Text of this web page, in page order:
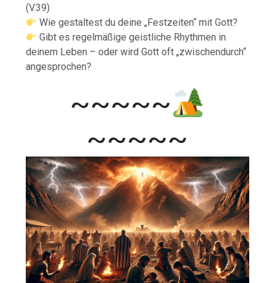
(V.39)
Wie gestaltest du deine „Festzeiten“ mit Gott?
Gibt es regelmäßige geistliche Rhythmen in
deinem Leben – oder wird Gott oft „zwischendurch“
angesprochen?
~~~~~
~~~~~